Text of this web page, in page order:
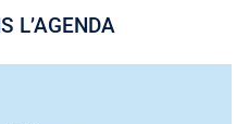
L’AGENDA